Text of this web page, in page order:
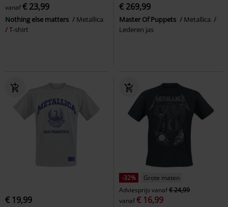
vanaf€ 23,99
Nothing else matters
Metallica
T-shirt
€ 269,99
Master Of Puppets
Metallica
Lederen jas
€ 19,99
-32%
Grote maten
Adviesprijs vanaf€ 24,99
vanaf€ 16,99